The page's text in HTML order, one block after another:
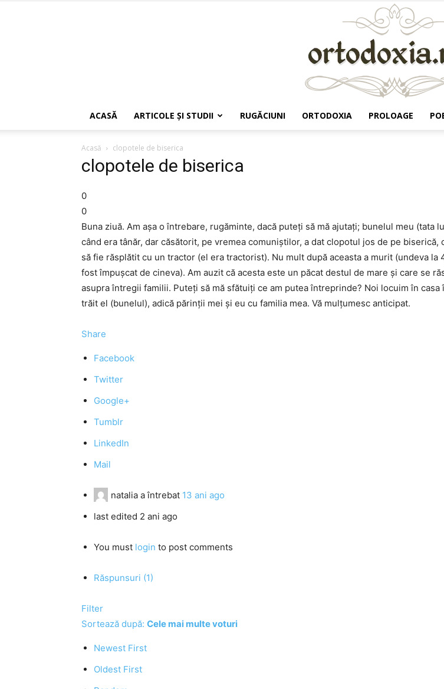
ACASĂ ARTICOLE ŞI STUDII RUGĂCIUNI ORTODOXIA PROLOAGE
Acasă clopotele de biserica
clopotele de biserica
0
0
Buna ziuă. Am așa o întrebare, rugăminte, dacă puteți să mă ajutați; bunelul meu (tata
când era tânăr, dar căsătorit, pe vremea comuniștilor, a dat clopotul jos de pe biserică,
să fie răsplătit cu un tractor (el era tractorist). Nu mult după aceasta a murit (undeva la
fost împușcat de cineva). Am auzit că acesta este un păcat destul de mare și care se
asupra întregii familii. Puteți să mă sfătuiți ce am putea întreprinde? Noi locuim în casa
trăit el (bunelul), adică părinții mei și eu cu familia mea. Vă mulțumesc anticipat.
Share
Facebook
Twitter
Google+
Tumblr
LinkedIn
Mail
natalia a întrebat 13 ani ago
last edited 2 ani ago
You must login to post comments
Răspunsuri (1)
Filter
Sortează după: Cele mai multe voturi
Newest First
Oldest First